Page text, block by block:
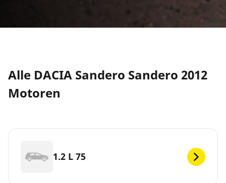
Alle DACIA Sandero Sandero 2012
Motoren
1.2 L 75